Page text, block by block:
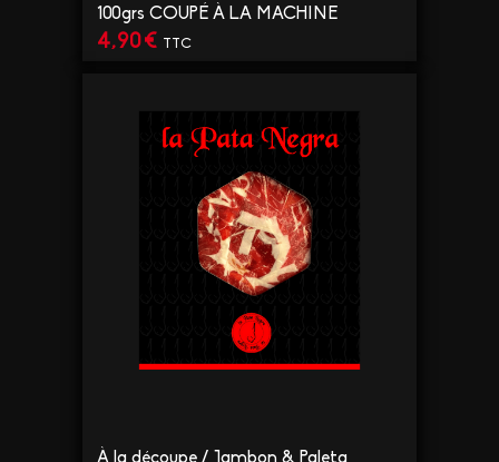
100grs COUPÉ À LA MACHINE
4,90€ TTC
À la découpe / Jambon & Paleta